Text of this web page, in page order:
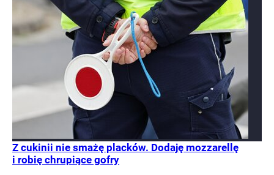
Z cukinii nie smażę placków. Dodaję mozzarellę
i robię chrupiące gofry